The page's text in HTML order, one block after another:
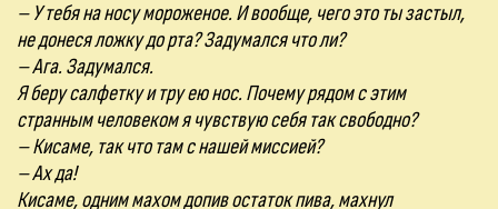
– У тебя на носу мороженое. И вообще, чего это ты застыл,
не донеся ложку до рта? Задумался что ли?
– Ага. Задумался.
Я беру салфетку и тру ею нос. Почему рядом с этим
странным человеком я чувствую себя так свободно?
– Кисаме, так что там с нашей миссией?
– Ах да!
Кисаме, одним махом допив остаток пива, махнул